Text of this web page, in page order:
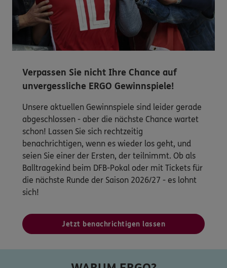
Verpassen Sie nicht Ihre Chance auf
unvergessliche ERGO Gewinnspiele!
Unsere aktuellen Gewinnspiele sind leider gerade
abgeschlossen - aber die nächste Chance wartet
schon! Lassen Sie sich rechtzeitig
benachrichtigen, wenn es wieder los geht, und
seien Sie einer der Ersten, der teilnimmt. Ob als
Balltragekind beim DFB-Pokal oder mit Tickets für
die nächste Runde der Saison 2026/27 - es lohnt
sich!
Jetzt benachrichtigen lassen